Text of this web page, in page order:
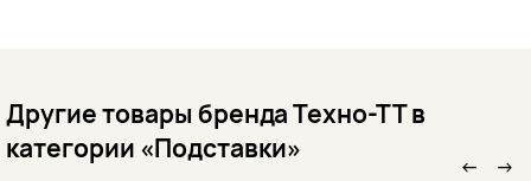
Другие товары бренда Техно-ТТ в
категории «Подставки»
← →